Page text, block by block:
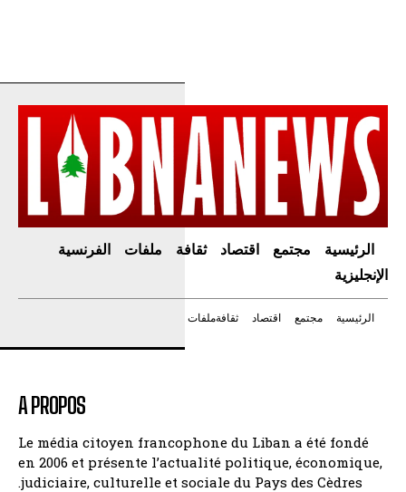
الرئيسية مجتمع اقتصاد ثقافة ملفات
الفرنسية
الإنجليزية
الرئيسية مجتمع اقتصاد ثقافةملفات
A PROPOS
Le média citoyen francophone du Liban a été fondé
en 2006 et présente l’actualité politique, économique,
judiciaire, culturelle et sociale du Pays des Cèdres.